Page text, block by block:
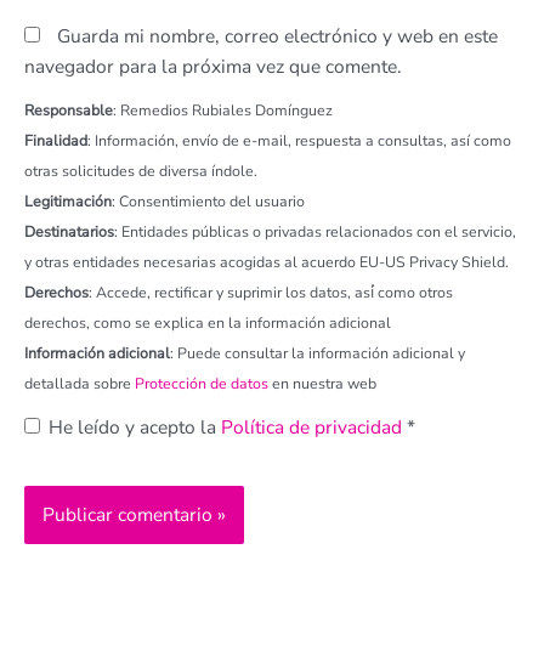
Guarda mi nombre, correo electrónico y web en este
navegador para la próxima vez que comente.
Responsable: Remedios Rubiales Domínguez
Finalidad: Información, envío de e-mail, respuesta a consultas, así como
otras solicitudes de diversa índole.
Legitimación: Consentimiento del usuario
Destinatarios: Entidades públicas o privadas relacionados con el servicio,
y otras entidades necesarias acogidas al acuerdo EU-US Privacy Shield.
Derechos: Accede, rectificar y suprimir los datos, así́ como otros
derechos, como se explica en la información adicional
Información adicional: Puede consultar la información adicional y
detallada sobre Protección de datosen nuestra web
He leído y acepto la Política de privacidad *